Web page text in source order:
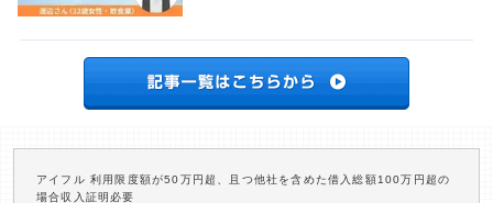
アイフル 利用限度額が50万円超、且つ他社を含めた借入総額100万円超の
場合収入証明必要